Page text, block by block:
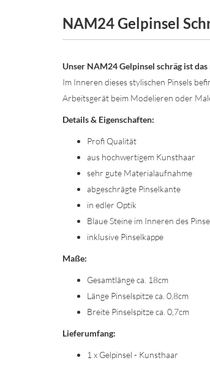
NAM24 Gelpinsel
Unser NAM24 Gelpinsel schräg ist
Im Inneren dieses stylischen Pinsels
Arbeitsgerät beim Modelieren oder
Details & Eigenschaften:
Profi Qualität
aus hochwertigem Kunsthaar
sehr gute Materialaufnahme
abgeschrägte Pinselkante
in edler Optik
Blaue Steine im Inneren des
inklusive Pinselkappe
Maße:
Gesamtlänge ca. 18cm
Länge Pinselspitze ca. 0,8cm
Breite Pinselspitze ca. 0,7cm
Lieferumfang:
1 x Gelpinsel - Kunsthaar